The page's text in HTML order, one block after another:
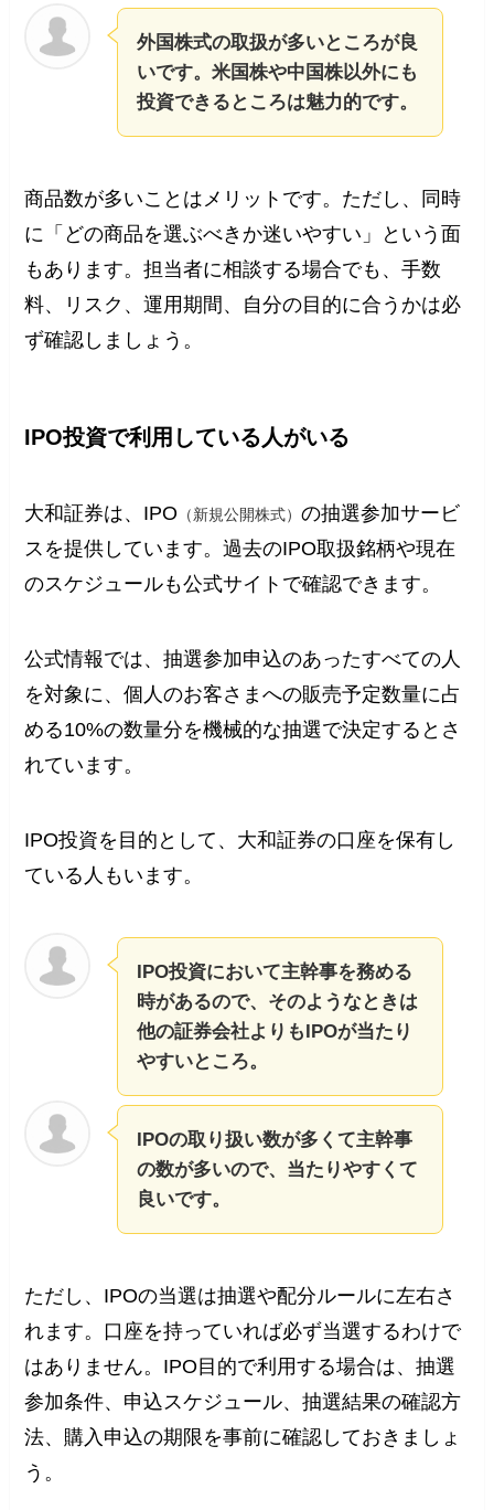
外国株式の取扱が多いところが良
いです。米国株や中国株以外にも
投資できるところは魅力的です。
商品数が多いことはメリットです。ただし、同時
に「どの商品を選ぶべきか迷いやすい」という面
もあります。担当者に相談する場合でも、手数
料、リスク、運用期間、自分の目的に合うかは必
ず確認しましょう。
IPO投資で利用している人がいる
大和証券は、IPO （新規公開株式）の抽選参加サービ
スを提供しています。過去のIPO取扱銘柄や現在
のスケジュールも公式サイトで確認できます。
公式情報では、抽選参加申込のあったすべての人
を対象に、個人のお客さまへの販売予定数量に占
める10%の数量分を機械的な抽選で決定するとさ
れています。
IPO投資を目的として、大和証券の口座を保有し
ている人もいます。
IPO投資において主幹事を務める
時があるので、そのようなときは
他の証券会社よりもIPOが当たり
やすいところ。
IPOの取り扱い数が多くて主幹事
の数が多いので、当たりやすくて
良いです。
ただし、IPOの当選は抽選や配分ルールに左右さ
れます。口座を持っていれば必ず当選するわけで
はありません。IPO目的で利用する場合は、抽選
参加条件、申込スケジュール、抽選結果の確認方
法、購入申込の期限を事前に確認しておきましょ
う。